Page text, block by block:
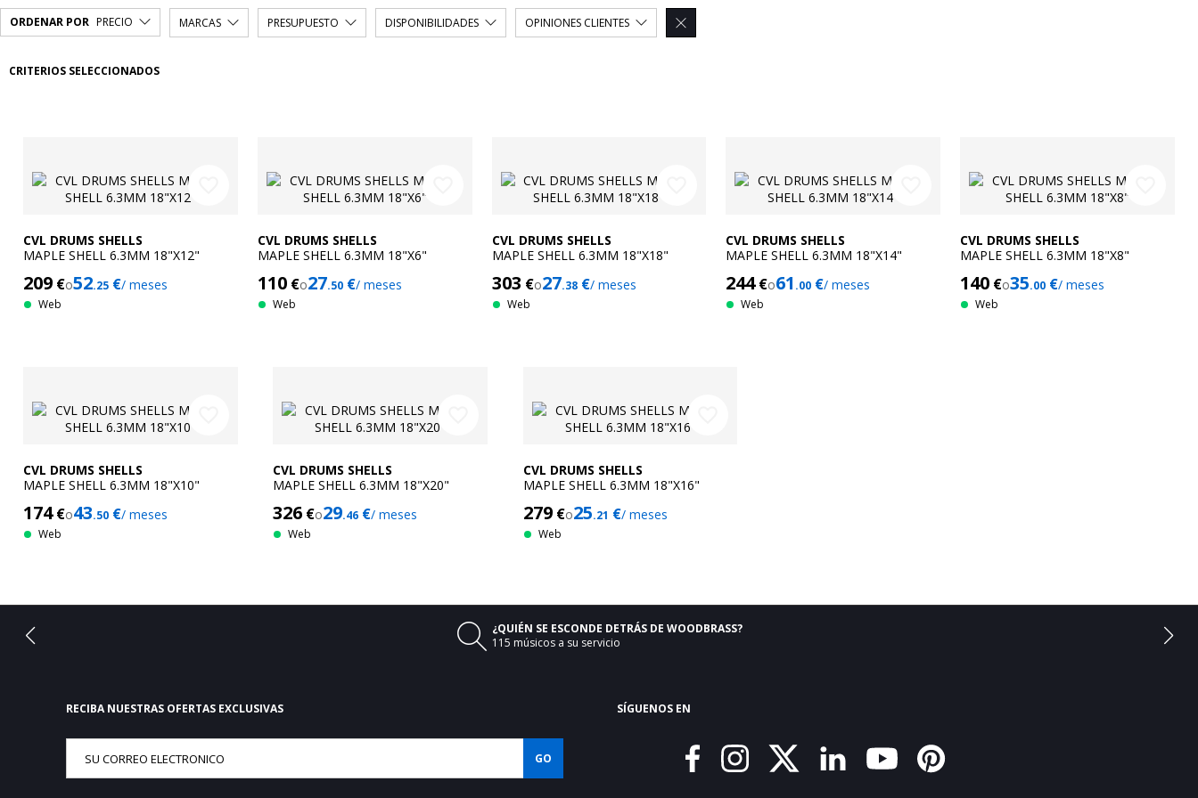
ORDENAR POR PRECIO MARCAS PRESUPUESTO DISPONIBILIDADES OPINIONES CLIENTES 
CRITERIOS SELECCIONADOS
CVL DRUMS SHELLS
MAPLE SHELL 6.3MM 18"X12"
209 €o52.25 €/ meses
Web
CVL DRUMS SHELLS
MAPLE SHELL 6.3MM 18"X6"
110€o27.50€/ meses
Web
CVL DRUMS SHELLS
MAPLE SHELL 6.3MM 18"X18"
303 €o27.38€/ meses
Web
CVL DRUMS SHELLS
MAPLE SHELL 6.3MM 18"X14"
244€o61 .00 €/ meses
Web
CVL DRUMS SHELLS
MAPLE SHELL 6.3MM 18"X8"
140 €o35.00 €/ meses
Web
CVL DRUMS SHELLS
MAPLE SHELL 6.3MM 18"X10"
174€o43.50 €/ meses
Web
CVL DRUMS SHELLS
MAPLE SHELL 6.3MM 18"X20"
326 €o29.46 €/ meses
Web
CVL DRUMS SHELLS
MAPLE SHELL 6.3MM 18"X16"
279€o25.21 €/ meses
Web

¿QUIÉN SE ESCONDE DETRÁS DE WOODBRASS?
115 músicos a su servicio
RECIBA NUESTRAS OFERTAS EXCLUSIVAS
GO
SÍGUENOS EN